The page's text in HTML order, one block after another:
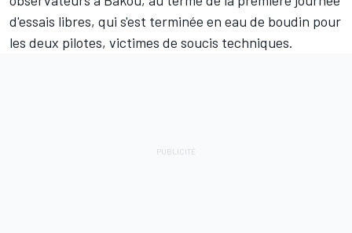
d'essais libres, qui s'est terminée en eau de boudin pour
les deux pilotes, victimes de soucis techniques.